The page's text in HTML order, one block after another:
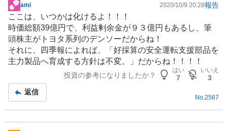
掲
示
板
記
事
ami 2020/10/9 20:28報告
ここは、いつかは化けるよ！！！
時価総額39億円で、利益剰余金が９３億円もあるし、筆
頭株主がトヨタ系列のデンソーだからね！
それに、四季報によれば、「好採算の安全運転支援部品を
主力製品へ育成する方針は不変。」だからね！！！！
投資の参考になりましたか？
はい
7
いいえ
3
返信
No. 2567